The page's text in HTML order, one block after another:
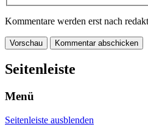
Kommentare werden erst nach
Seitenleiste
Menü
Seitenleiste ausblenden